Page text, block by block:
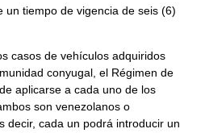
un tiempo de vigencia de seis (6)
casos de vehículos adquiridos
conyugal, el Régimen de
aplicarse a cada uno de los
son venezolanos o
decir, cada un podrá introducir un